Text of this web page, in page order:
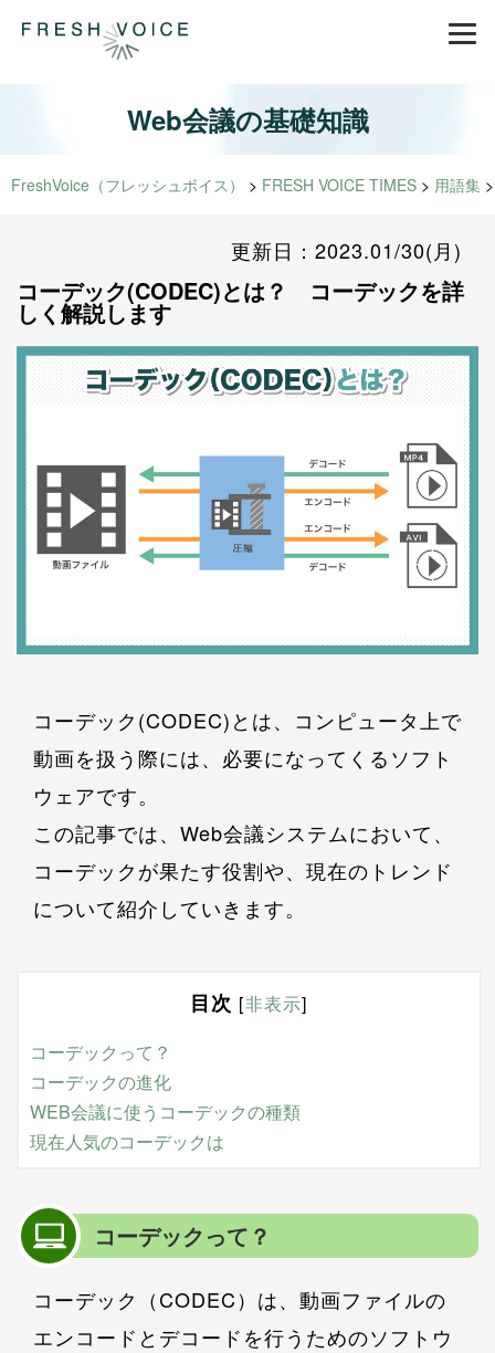
Web会議の基礎知識
FreshVoice（フレッシュボイス） > FRESH VOICE TIMES > 用語集
更新日：2023.01/30(月)
コーデック(CODEC)とは？ コーデックを詳
しく解説します
コーデック(CODEC)とは、コンピュータ上で
動画を扱う際には、必要になってくるソフト
ウェアです。
この記事では、Web会議システムにおいて、
コーデックが果たす役割や、現在のトレンド
について紹介していきます。
目次 [非表示]
コーデックって？
コーデックの進化
WEB会議に使うコーデックの種類
現在人気のコーデックは
コーデックって？
コーデック（CODEC）は、動画ファイルの
エンコードとデコードを行うためのソフトウ